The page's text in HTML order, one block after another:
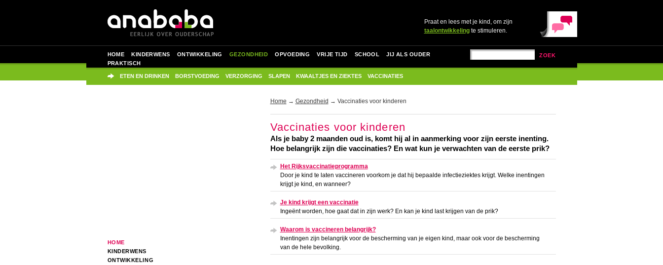
Praat en lees met je kind, om zijn
taalontwikkelingte stimuleren.
ZOEK
HOME KINDERWENS ONTWIKKELING GEZONDHEID OPVOEDING VRIJE TIJD SCHOOL
JIJ ALS OUDER
PRAKTISCH
ETEN EN DRINKEN BORSTVOEDING VERZORGING SLAPEN KWAALTJES EN ZIEKTES VACCINATIES
HOME
KINDERWENS
ONTWIKKELING
Home → Gezondheid → Vaccinaties voor kinderen
Vaccinaties voor kinderen
Als je baby 2 maanden oud is, komt hij al in aanmerking voor zijn eerste inenting.
Hoe belangrijk zijn die vaccinaties? En wat kun je verwachten van de eerste prik?
Het Rijksvaccinatieprogramma
Door je kind te laten vaccineren voorkom je dat hij bepaalde infectieziektes krijgt. Welke inentingen
krijgt je kind, en wanneer?
Je kind krijgt een vaccinatie
Ingeënt worden, hoe gaat dat in zijn werk? En kan je kind last krijgen van de prik?
Waarom is vaccineren belangrijk?
Inentingen zijn belangrijk voor de bescherming van je eigen kind, maar ook voor de bescherming
van de hele bevolking.